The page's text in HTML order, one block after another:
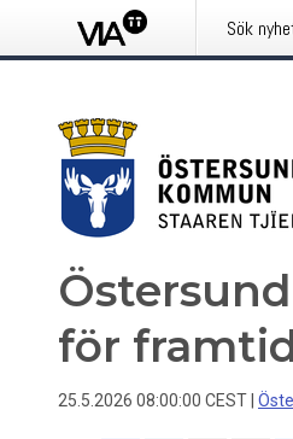
Sök
för
25.5.2026 08:00:00 CEST